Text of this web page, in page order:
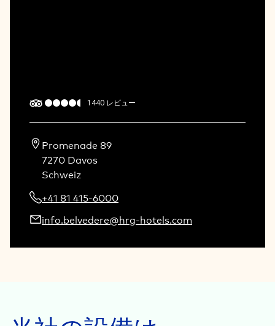
1440 レビュー
Promenade 89
7270 Davos
Schweiz
+41 81 415-6000
info.belvedere@hrg-hotels.com